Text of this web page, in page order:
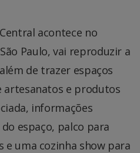
acontece no
Paulo, vai reproduzir a
de trazer espaços
artesanatos e produtos
informações
espaço, palco para
uma cozinha show para